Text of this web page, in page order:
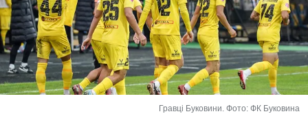
Казино
Гравці Буковини. Фото: ФК Буковина